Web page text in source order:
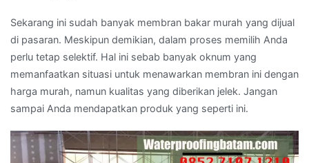
Sekarang ini sudah banyak membran bakar murah yang dijual
di pasaran. Meskipun demikian, dalam proses memilih Anda
perlu tetap selektif. Hal ini sebab banyak oknum yang
memanfaatkan situasi untuk menawarkan membran ini dengan
harga murah, namun kualitas yang diberikan jelek. Jangan
sampai Anda mendapatkan produk yang seperti ini.